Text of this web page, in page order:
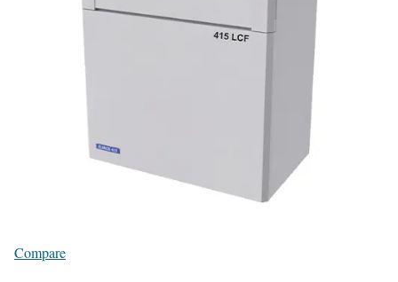
Compare